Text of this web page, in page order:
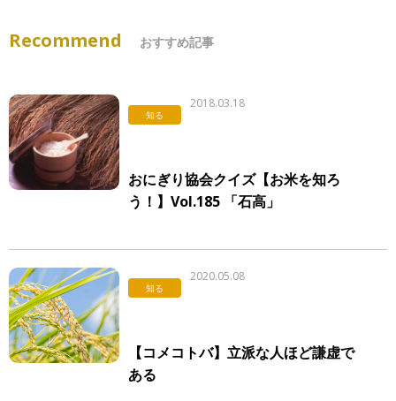
Recommend おすすめ記事
知る
2018.03.18
おにぎり協会クイズ【お米を知ろ
う！】Vol.185 「石高」
知る
2020.05.08
【コメコトバ】立派な人ほど謙虚で
ある